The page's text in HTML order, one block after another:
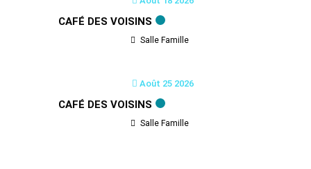
CAFÉ DES VOISINS
Salle Famille
Août 25 2026
CAFÉ DES VOISINS
Salle Famille